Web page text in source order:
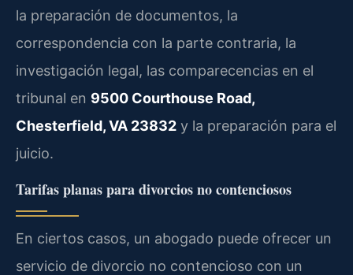
la preparación de documentos, la
correspondencia con la parte contraria, la
investigación legal, las comparecencias en el
tribunal en 9500 Courthouse Road,
Chesterfield, VA 23832 y la preparación para el
juicio.
Tarifas planas para divorcios no contenciosos
En ciertos casos, un abogado puede ofrecer un
servicio de divorcio no contencioso con un